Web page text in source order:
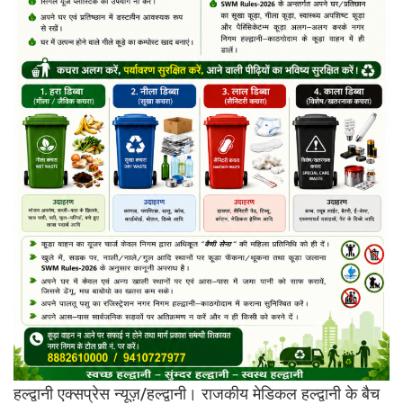
हल्द्वानी एक्सप्रेस न्यूज़/हल्द्वानी। राजकीय मेडिकल हल्द्वानी के बैच